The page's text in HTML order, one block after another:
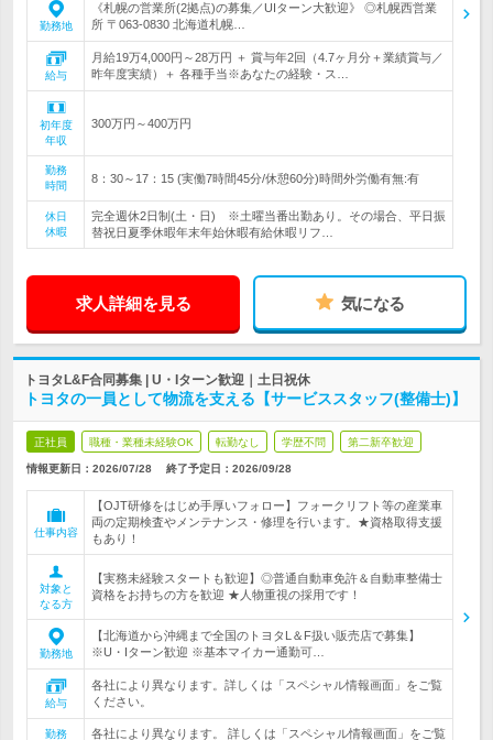
勤務地
《札幌の営業所(2拠点)の募集／UIターン大歓迎》 ◎札幌西営業
所 〒063-0830 北海道札幌…
給与
月給19万4,000円～28万円 ＋ 賞与年2回（4.7ヶ月分＋業績賞与／
昨年度実績）＋ 各種手当※あなたの経験・ス…
初年度
年収
300万円～400万円
勤務
時間
8：30～17：15 (実働7時間45分/休憩60分)時間外労働有無:有
休日
休暇
完全週休2日制(土・日) ※土曜当番出勤あり。その場合、平日振
替祝日夏季休暇年末年始休暇有給休暇リフ…
求人詳細を見る 気になる
トヨタL&F合同募集 | U・Iターン歓迎｜土日祝休
トヨタの一員として物流を支える【サービススタッフ(整備士)】
正社員 職種・業種未経験OK 転勤なし 学歴不問 第二新卒歓迎
情報更新日：2026/07/28 終了予定日： 2026/09/28
仕事内容
【OJT研修をはじめ手厚いフォロー】フォークリフト等の産業車
両の定期検査やメンテナンス・修理を行います。★資格取得支援
もあり！
対象と
なる方
【実務未経験スタートも歓迎】◎普通自動車免許＆自動車整備士
資格をお持ちの方を歓迎 ★人物重視の採用です！
勤務地
【北海道から沖縄まで全国のトヨタL＆F扱い販売店で募集】
※U・Iターン歓迎 ※基本マイカー通勤可…
給与
各社により異なります。詳しくは「スペシャル情報画面」をご覧
ください。
勤務 各社により異なります。 詳しくは「スペシャル情報画面」をご覧